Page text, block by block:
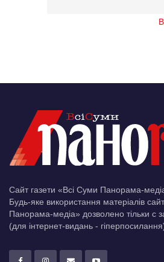
Сайт газети «Всі Суми Панорама-
Будь-яке використання матеріалів
Панорама-медіа» дозволено тільки c
(для інтернет-видань -